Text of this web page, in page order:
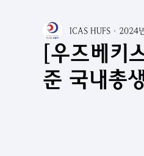
[우즈베키
준 국내총
ICAS HUFS 2024